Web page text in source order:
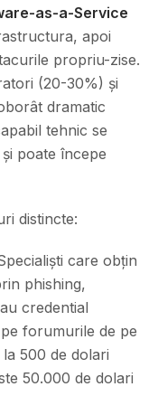
as-a-Service
apoi
propriu-zise.
(20-30%) și
dramatic
tehnic se
poate începe
distincte:
care obțin
phishing,
credential
forumurile de pe
500 de dolari
50.000 de dolari